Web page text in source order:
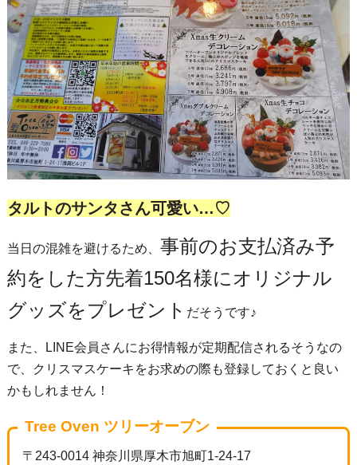
タルトのサンタさん可愛い…♡
当日の混雑を避けるため、 事前のお支払済み予
約をした方先着150名様にオリジナル
グッズをプレゼント だそうです♪
また、LINE会員さんにお得情報が定期配信されるそうなの
で、クリスマスケーキをお求めの際も登録しておくと良い
かもしれません！
Tree Oven ツリーオーブン
〒243-0014 神奈川県厚木市旭町1-24-17